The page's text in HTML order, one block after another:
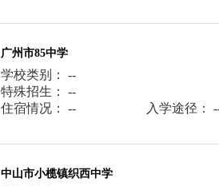
广州市85中学
学校类别： --
特殊招生： --
住宿情况： --
入学途径：
中山市小榄镇织西中学